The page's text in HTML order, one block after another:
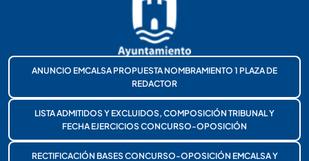
ANUNCIO EMCALSA PROPUESTA NOMBRAMIENTO 1 PLAZA DE
REDACTOR
LISTA ADMITIDOS Y EXCLUIDOS, COMPOSICIÓN TRIBUNAL Y
FECHA EJERCICIOS CONCURSO-OPOSICIÓN
RECTIFICACIÓN BASES CONCURSO-OPOSICIÓN EMCALSA Y